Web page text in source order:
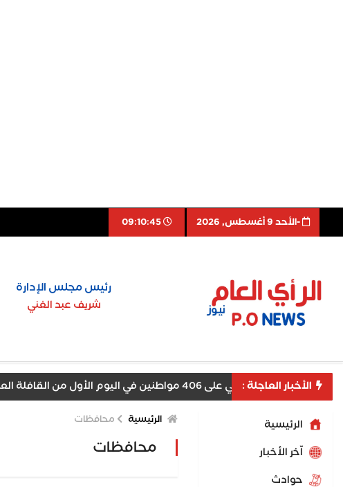
-اﻷحد 9 أغسطس, 2026 09:10:46
رئيس مجلس الإدارة
شريف عبد الغني
الأخبار العاجلة :
اليوم الأول من القافلة العلاجية المجانية بقرية أم القصور بمنفلوط
الرئيسية
اّخر الأخبار
حوادث
الرئيسية محافظات
محافظات